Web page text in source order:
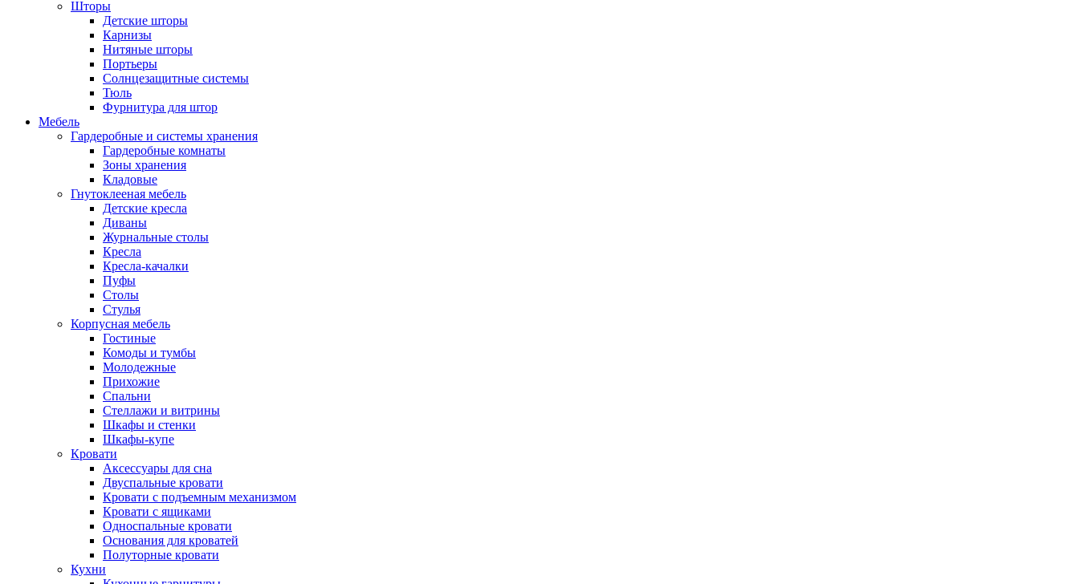
Шторы
Детские шторы
Карнизы
Нитяные шторы
Портьеры
Солнцезащитные системы
Тюль
Фурнитура для штор
Мебель
Гардеробные и системы хранения
Гардеробные комнаты
Зоны хранения
Кладовые
Гнутоклееная мебель
Детские кресла
Диваны
Журнальные столы
Кресла
Кресла-качалки
Пуфы
Столы
Стулья
Корпусная мебель
Гостиные
Комоды и тумбы
Молодежные
Прихожие
Спальни
Стеллажи и витрины
Шкафы и стенки
Шкафы-купе
Кровати
Аксессуары для сна
Двуспальные кровати
Кровати с подъемным механизмом
Кровати с ящиками
Односпальные кровати
Основания для кроватей
Полуторные кровати
Кухни